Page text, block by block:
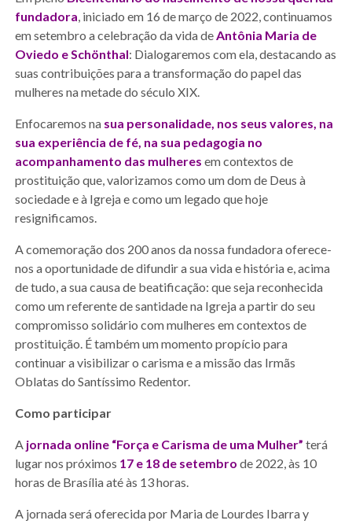
fundadora, iniciado em 16 de março de 2022, continuamos
em setembro a celebração da vida deAntônia Maria de
Oviedo e Schönthal: Dialogaremos com ela, destacando as
suas contribuições para a transformação do papel das
mulheres na metade do século XIX.
Enfocaremos na sua personalidade, nos seus valores, na
sua experiência de fé, na sua pedagogia no
acompanhamento das mulheres em contextos de
prostituição que, valorizamos como um dom de Deus à
sociedade e à Igreja e como um legado que hoje
resignificamos.
A comemoração dos 200 anos da nossa fundadora oferece-
nos a oportunidade de difundir a sua vida e história e, acima
de tudo, a sua causa de beatificação: que seja reconhecida
como um referente de santidade na Igreja a partir do seu
compromisso solidário com mulheres em contextos de
prostituição. É também um momento propício para
continuar a visibilizar o carisma e a missão das Irmãs
Oblatas do Santíssimo Redentor.
Como participar
A jornada online “Força e Carisma de uma Mulher” terá
lugar nos próximos 17 e 18 de setembro de 2022, às 10
horas de Brasília até às 13 horas.
A jornada será oferecida por Maria de Lourdes Ibarra y